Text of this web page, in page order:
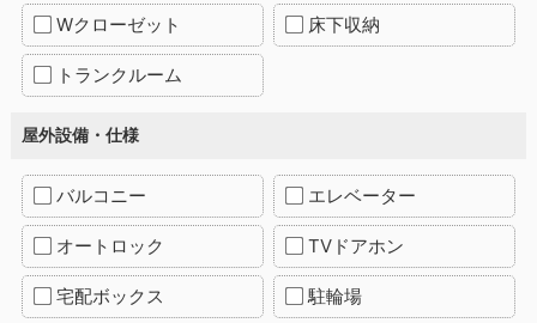
Wクローゼット 床下収納
トランクルーム
屋外設備・仕様
バルコニー エレベーター
オートロック TVドアホン
宅配ボックス 駐輪場